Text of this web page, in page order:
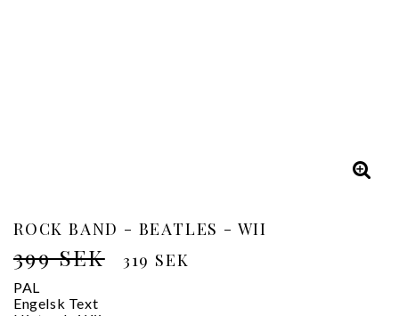
ROCK BAND - BEATLES - WII
399 SEK 319 SEK
PAL
Engelsk Text